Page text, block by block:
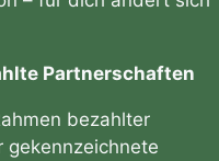
Partnerschaften
bezahlter
gekennzeichnete